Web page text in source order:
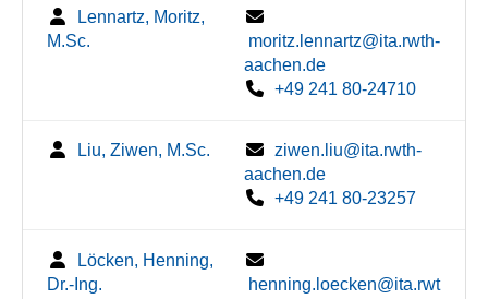
Lennartz, Moritz,
M.Sc.
moritz.lennartz@ita.rwth-
aachen.de
+49 241 80-24710
Liu, Ziwen, M.Sc.
ziwen.liu@ita.rwth-
aachen.de
+49 241 80-23257
Löcken, Henning,
Dr.-Ing.
henning.loecken@ita.rwt